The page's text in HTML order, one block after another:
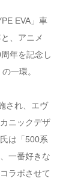
EVA」車
、アニメ
年を記念し
一環。
され、エヴ
ニックデザ
は「500系
一番好きな
ラボさせて